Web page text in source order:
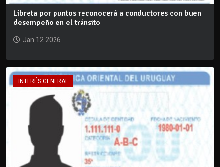
Libreta por puntos reconocerá a conductores con buen
desempeño en el tránsito
Jan 12 2026
INTERÉS GENERAL